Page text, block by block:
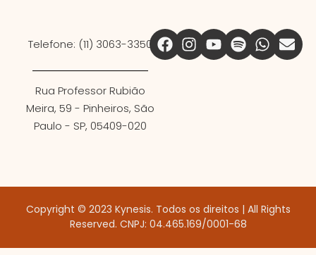
Telefone: (11) 3063-3350
Rua Professor Rubião
Meira, 59 - Pinheiros, São
Paulo - SP, 05409-020
Copyright © 2023 Kynesis. Todos os direitos | All Rights
Reserved. CNPJ: 04.465.169/0001-68